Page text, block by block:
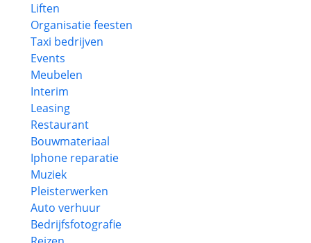
Liften
Organisatie feesten
Taxi bedrijven
Events
Meubelen
Interim
Leasing
Restaurant
Bouwmateriaal
Iphone reparatie
Muziek
Pleisterwerken
Auto verhuur
Bedrijfsfotografie